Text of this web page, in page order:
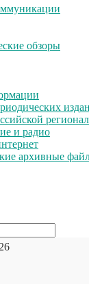
обзоры
и радио
архивные